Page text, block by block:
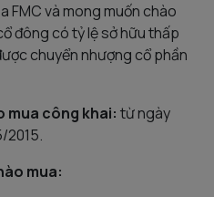
FMC và mong muốn chào
đông có tỷ lệ sở hữu thấp
chuyển nhượng cổ phần
mua công khai: từ ngày
2015.
mua: